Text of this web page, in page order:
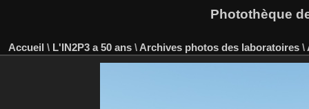
Photothèque
Accueil \ L'IN2P3 a 50 ans \ Archives photos des laboratoires \